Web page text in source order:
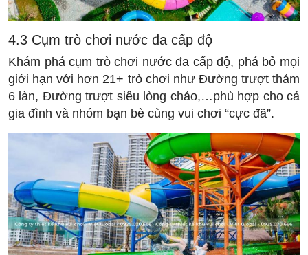
4.3 Cụm trò chơi nước đa cấp độ
Khám phá cụm trò chơi nước đa cấp độ, phá bỏ mọi
giới hạn với hơn 21+ trò chơi như Đường trượt thảm
6 làn, Đường trượt siêu lòng chảo,…phù hợp cho cả
gia đình và nhóm bạn bè cùng vui chơi “cực đã”.